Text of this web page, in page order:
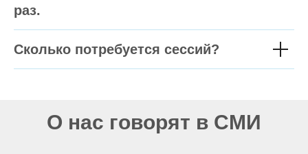
раз.
Сколько потребуется сессий?
О нас говорят в СМИ